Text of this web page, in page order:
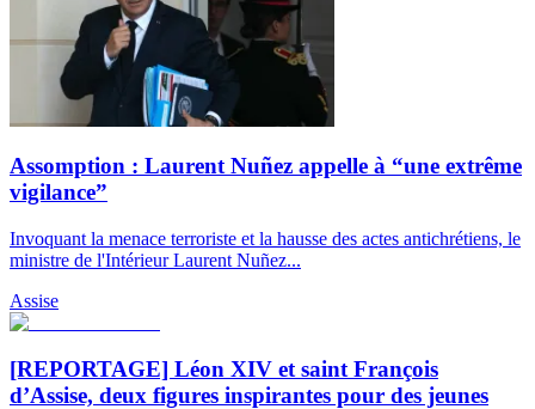
Assomption : Laurent Nuñez appelle à “une extrême
vigilance”
Invoquant la menace terroriste et la hausse des actes antichrétiens, le
ministre de l'Intérieur Laurent Nuñez...
Assise
[REPORTAGE] Léon XIV et saint François
d’Assise, deux figures inspirantes pour des jeunes